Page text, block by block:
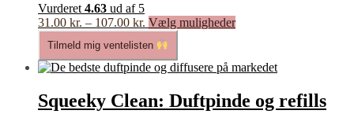
Vurderet 4.63 ud af 5
31.00 kr. – 107.00 kr. Prisinterval:
31.00 kr.
til
107.00 kr.
Vælg mulighederDette
flere
Mulighederne
kan
Tilmeld mig ventelisten
Squeeky Clean: Duftpinde og refills